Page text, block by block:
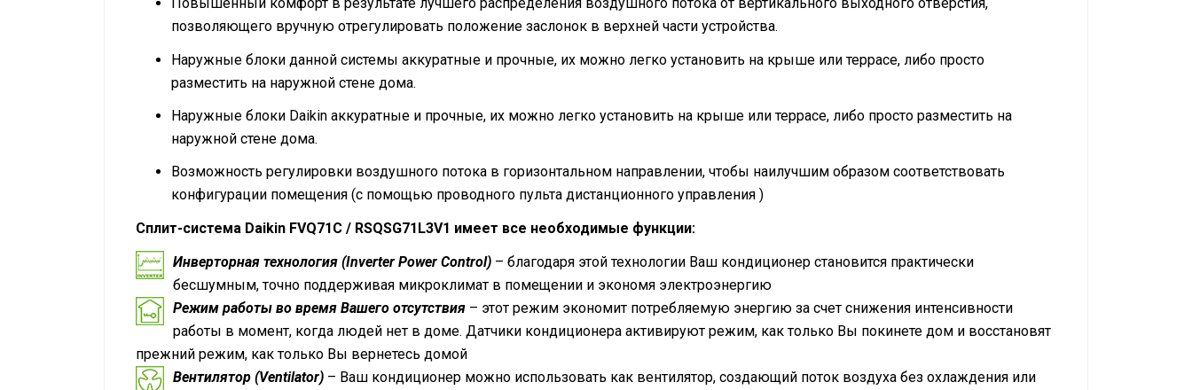
Повышенный комфорт в результате лучшего распределения воздушного потока от вертикального выходного отверстия,
позволяющего вручную отрегулировать положение заслонок в верхней части устройства.
Наружные блоки данной системы аккуратные и прочные, их можно легко установить на крыше или террасе, либо просто
разместить на наружной стене дома.
Наружные блоки Daikin аккуратные и прочные, их можно легко установить на крыше или террасе, либо просто разместить на
наружной стене дома.
Возможность регулировки воздушного потока в горизонтальном направлении, чтобы наилучшим образом соответствовать
конфигурации помещения (с помощью проводного пульта дистанционного управления )
Сплит-система Daikin FVQ71C / RSQSG71L3V1 имеет все необходимые функции:
Инверторная технология (Inverter Power Control) – благодаря этой технологии Ваш кондиционер становится практически
бесшумным, точно поддерживая микроклимат в помещении и экономя электроэнергию
Режим работы во время Вашего отсутствия – этот режим экономит потребляемую энергию за счет снижения интенсивности
работы в момент, когда людей нет в доме. Датчики кондиционера активируют режим, как только Вы покинете дом и восстановят
прежний режим, как только Вы вернетесь домой
Вентилятор (Ventilator) – Ваш кондиционер можно использовать как вентилятор, создающий поток воздуха без охлаждения или